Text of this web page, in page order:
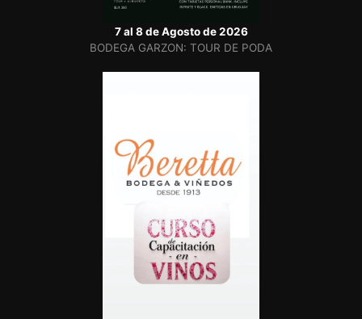
7 al 8 de Agosto de 2026
BODEGA GARZON: TOUR DE PODA